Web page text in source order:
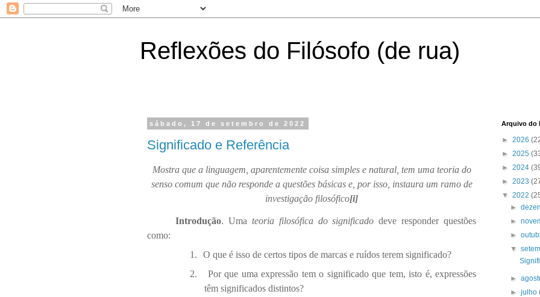
Reflexões do Filósofo (de rua)
sábado, 17 de setembro de 2022
Significado e Referência
Mostra que a linguagem, aparentemente coisa simples e natural, tem uma teoria do
senso comum que não responde a questões básicas e, por isso, instaura um ramo de
investigação filosófico[i]
Introdução. Uma teoria filosófica do significado deve responder questões
como:
1.
O que é isso de certos tipos de marcas e ruídos terem significado?
2.
Por que uma expressão tem o significado que tem, isto é, expressões
têm significados distintos?
Arquivo do
► 2026
► 2025
► 2024
► 2023
▼ 2022
►
►
►
▼
►
►julho